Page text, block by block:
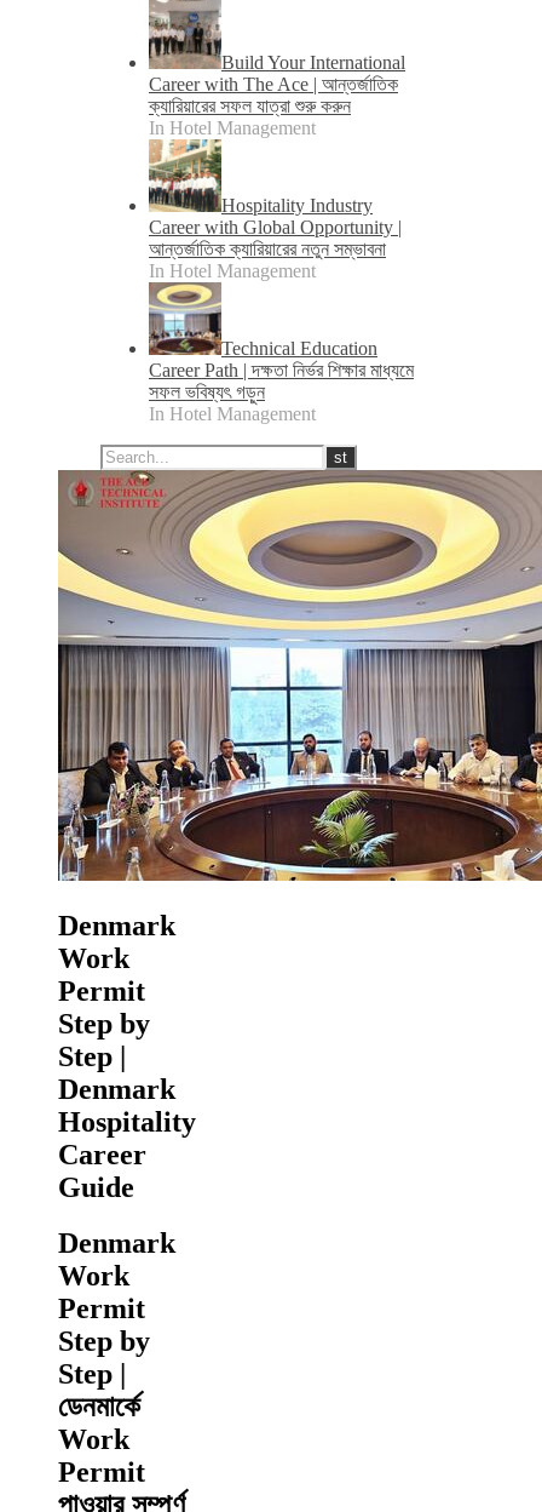
Build Your International
Career with The Ace | আন্তর্জাতিক
ক্যারিয়ারের সফল যাত্রা শুরু করুন
In Hotel Management
Hospitality Industry
Career with Global Opportunity |
আন্তর্জাতিক ক্যারিয়ারের নতুন সম্ভাবনা
In Hotel Management
Technical Education
Career Path | দক্ষতা নির্ভর শিক্ষার মাধ্যমে
সফল ভবিষ্যৎ গড়ুন
In Hotel Management
Denmark
Work
Permit
Step by
Step |
Denmark
Hospitality
Career
Guide
Denmark
Work
Permit
Step by
Step |
ডেনমার্কে
Work
Permit
পাওয়ার সম্পূর্ণ